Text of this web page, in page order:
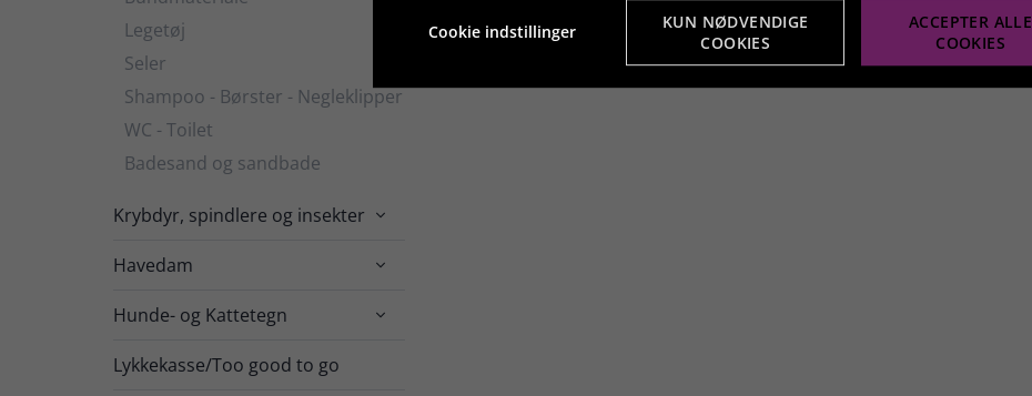
Legetøj
Seler
Shampoo - Børster - Negleklipper
WC - Toilet
Badesand og sandbade
Krybdyr, spindlere og insekter 
Havedam 
Hunde- og Kattetegn 
Lykkekasse/Too good to go
Cookie indstillinger
KUN NØDVENDIGE
COOKIES
ACCEPTER ALLE
COOKIES